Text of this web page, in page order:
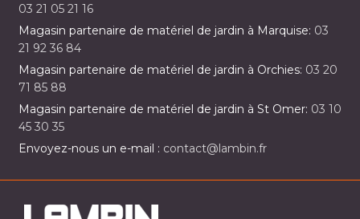
03 21 05 21 16
Magasin partenaire de matériel de jardin à Marquise: 03
21 92 36 84
Magasin partenaire de matériel de jardin à Orchies: 03 20
71 85 88
Magasin partenaire de matériel de jardin à St Omer: 03 10
45 30 35
Envoyez-nous un e-mail : contact@lambin.fr